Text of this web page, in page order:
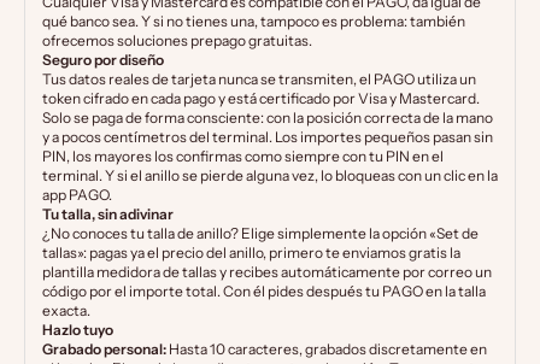
qué banco sea. Y si no tienes una, tampoco es problema: también
ofrecemos soluciones prepago gratuitas.
Seguro por diseño
Tus datos reales de tarjeta nunca se transmiten, el PAGO utiliza un
token cifrado en cada pago y está certificado por Visa y Mastercard.
Solo se paga de forma consciente: con la posición correcta de la mano
y a pocos centímetros del terminal. Los importes pequeños pasan sin
PIN, los mayores los confirmas como siempre con tu PIN en el
terminal. Y si el anillo se pierde alguna vez, lo bloqueas con un clic en la
app PAGO.
Tu talla, sin adivinar
¿No conoces tu talla de anillo? Elige simplemente la opción «Set de
tallas»: pagas ya el precio del anillo, primero te enviamos gratis la
plantilla medidora de tallas y recibes automáticamente por correo un
código por el importe total. Con él pides después tu PAGO en la talla
exacta.
Hazlo tuyo
Grabado personal: Hasta 10 caracteres, grabados discretamente en